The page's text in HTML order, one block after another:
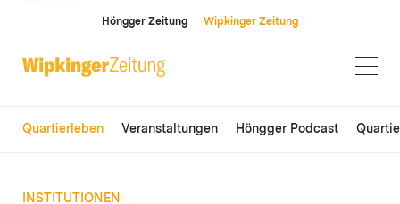
Höngger Zeitung Wipkinger Zeitung
Quartierleben Veranstaltungen Höngger Podcast
INSTITUTIONEN